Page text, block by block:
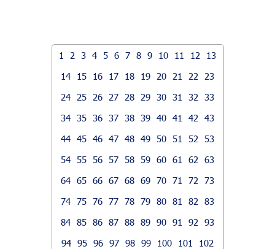
1 2 3 4 5 6 7 8 9 10 11 12
13
14
15 16 17 18 19 20 21 22
23
24
25 26 27 28 29 30 31 32
33
34 35 36 37 38 39 40 41 42
43
44 45 46 47 48 49 50 51 52
53
54 55 56 57 58 59 60 61 62
63
64 65 66 67 68 69 70 71 72
73
74 75 76 77 78 79 80 81 82
83
84 85 86 87 88 89 90 91 92
93
94 95 96 97 98 99 100 101
102